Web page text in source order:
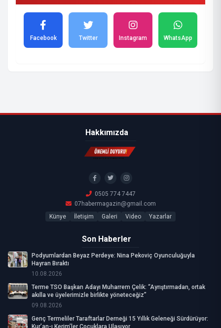
Facebook Twitter Instagram WhatsApp
Hakkımızda
0505 774 7447
07habermagazin@gmail.com
Künye
İletişim Galeri Video Yazarlar
Son Haberler
Podyumlardan Beyaz Perdeye: Nina Pekoviç Oyunculuğuyla
Hayran Bıraktı
10.08.2026
Terme TSO Başkan Adayı Muharrem Çelik: “Ayrıştırmadan, ortak
akılla ve üyelerimizle birlikte yöneteceğiz”
09.08.2026
Genç Termeliler Taraftarlar Derneği 15 Yıllık Geleneği Sürdürüyor:
Kur’an-ı Kerim’ler Çocuklara Ulaşıyor